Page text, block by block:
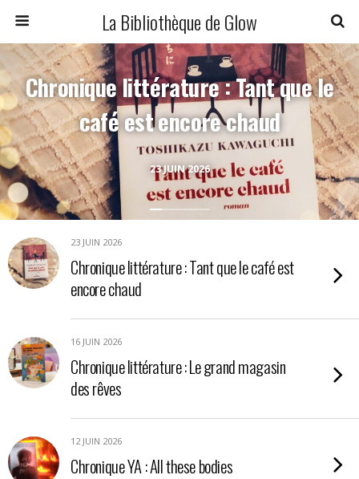
La Bibliothèque de Glow
23 JUIN 2026
Chronique littérature : Tant que le
café est encore chaud
23 JUIN 2026
Chronique littérature : Tant que le café est
encore chaud
16 JUIN 2026
Chronique littérature : Le grand magasin
des rêves
12 JUIN 2026
Chronique YA : All these bodies